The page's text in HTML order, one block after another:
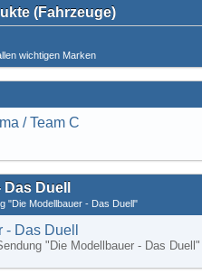
(Fahrzeuge)
wichtigen Marken
/ Team C
Duell
"Die Modellbauer - Das Duell"
Das Duell
"Die Modellbauer - Das Duell"